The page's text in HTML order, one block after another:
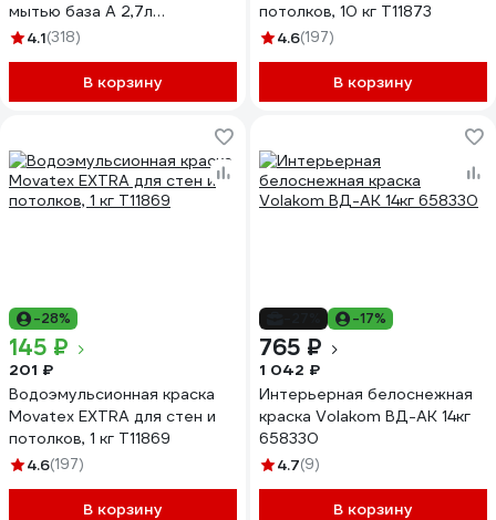
мытью база A 2,7л
700001120
4.1(318)
В корзину
потолков, 10 кг Т11873
4.6(197)
В корзину
-28%
145 ₽
201 ₽
Водоэмульсионная краска
Movatex EXTRA для стен и
потолков, 1 кг Т11869
4.6(197)
В корзину
-17%
765 ₽
1 042 ₽
Интерьерная белоснежная
краска Volakom ВД-АК 14кг
658330
4.7(9)
В корзину